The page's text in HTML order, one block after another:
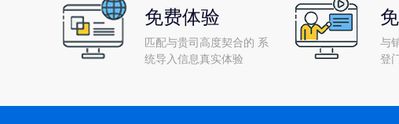
免费体验
匹配与贵司高度契合的 系
统导入信息真实体验
与
登